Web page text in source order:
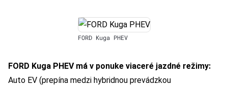
FORD Kuga PHEV
FORD Kuga PHEV má v ponuke viaceré jazdné režimy:
Auto EV (prepína medzi hybridnou prevádzkou